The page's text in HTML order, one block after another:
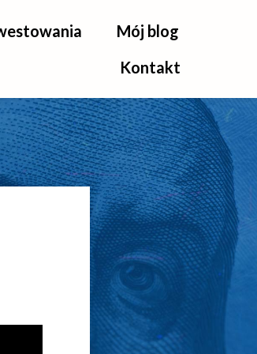
Mój blog
Kontakt